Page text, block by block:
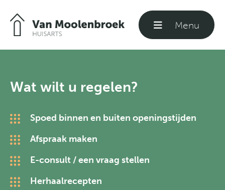
Sluiten
Formulieren
Menu
Wat wilt u regelen?
Spoed binnen en buiten openingstijden
Afspraak maken
E-consult / een vraag stellen
Herhaalrecepten